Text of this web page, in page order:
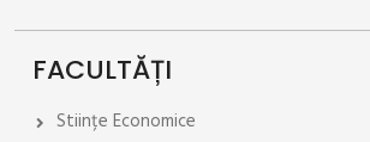
FACULTĂȚI
Stiințe Economice